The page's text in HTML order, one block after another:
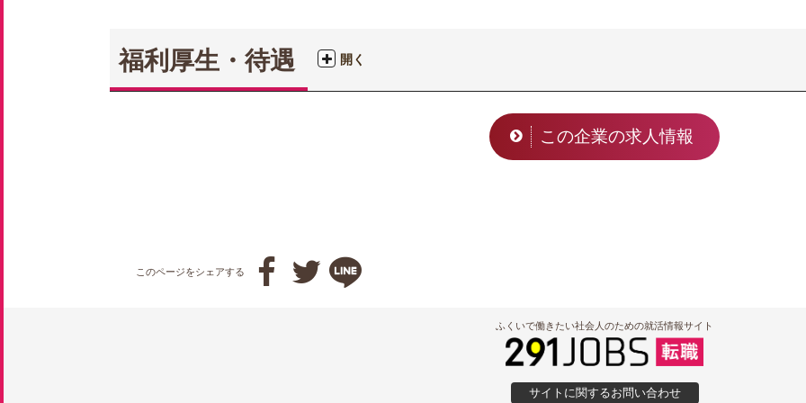
福利厚生・待遇 開く
この企業の求人情報
このページをシェアする   
ふくいで働きたい社会人のための就活情報サイト
サイトに関するお問い合わせ